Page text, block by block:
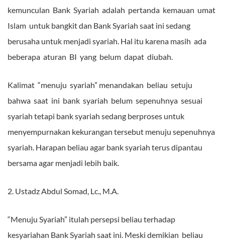
kemunculan Bank Syariah adalah pertanda kemauan umat
Islam untuk bangkit dan Bank Syariah saat ini sedang
berusaha untuk menjadi syariah. Hal itu karena masih ada
beberapa aturan BI yang belum dapat diubah.
Kalimat “menuju syariah” menandakan beliau setuju
bahwa saat ini bank syariah belum sepenuhnya sesuai
syariah tetapi bank syariah sedang berproses untuk
menyempurnakan kekurangan tersebut menuju sepenuhnya
syariah. Harapan beliau agar bank syariah terus dipantau
bersama agar menjadi lebih baik.
2. Ustadz Abdul Somad, Lc., M.A.
“Menuju Syariah” itulah persepsi beliau terhadap
kesyariahan Bank Syariah saat ini. Meski demikian beliau